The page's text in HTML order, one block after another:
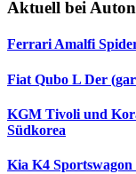
Aktuell bei
Ferrari Amalfi
Fiat Qubo L Der
KGM Tivoli und
Südkorea
Kia K4 Sportswagon